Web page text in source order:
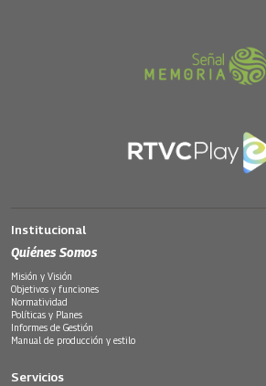
Institucional
Quiénes Somos
Misión y Visión
Objetivos y funciones
Normatividad
Políticas y Planes
Informes de Gestión
Manual de producción y estilo
Servicios